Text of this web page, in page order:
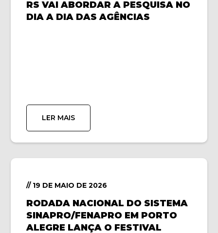
RS VAI ABORDAR A PESQUISA NO
DIA A DIA DAS AGÊNCIAS
LER MAIS
// 19 DE MAIO DE 2026
RODADA NACIONAL DO SISTEMA
SINAPRO/FENAPRO EM PORTO
ALEGRE LANÇA O FESTIVAL